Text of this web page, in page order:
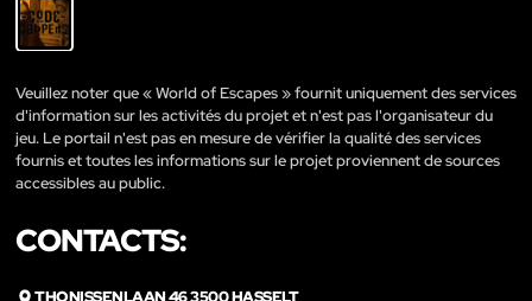
Veuillez noter que « World of Escapes » fournit uniquement des services
d'information sur les activités du projet et n'est pas l'organisateur du
jeu. Le portail n'est pas en mesure de vérifier la qualité des services
fournis et toutes les informations sur le projet proviennent de sources
accessibles au public.
CONTACTS: